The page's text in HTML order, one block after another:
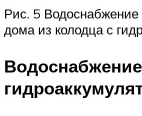
Рис. 5 Водоснабжение
дома из колодца с